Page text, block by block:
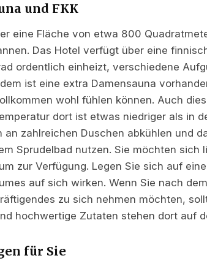
und FKK
eine Fläche von etwa 800
Das Hotel verfügt über eine
ordentlich einheizt, verschiedene
ist eine extra Damensauna
wohl fühlen können. Auch
dort ist etwas niedriger als in
an zahlreichen Duschen abkühlen und
Sprudelbad nutzen. Sie möchten sich
zur Verfügung. Legen Sie sich auf
auf sich wirken. Wenn Sie nach
zu sich nehmen möchten,
hochwertige Zutaten stehen dort auf
für Sie